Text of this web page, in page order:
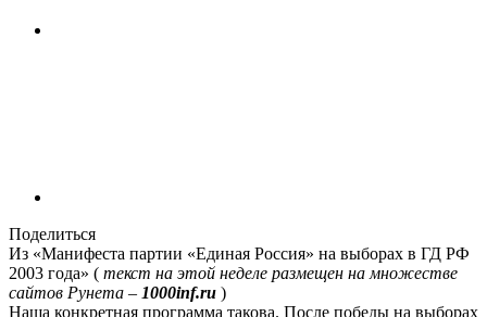
Поделиться
Из «Манифеста партии «Единая Россия» на выборах в ГД РФ
2003 года» ( текст на этой неделе размещен на множестве
сайтов Рунета – 1000inf.ru )
Наша конкретная программа такова. После победы на выборах